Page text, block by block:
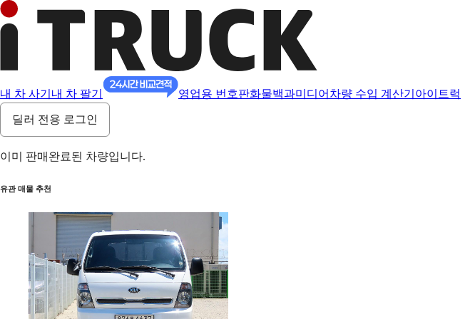
내 차 사기 내 차 팔기 영업용 번호판화물백과미디어 차량 수입 계산기 아이트럭
딜러 전용 로그인
이미 판매완료된 차량입니다.
유관 매물 추천